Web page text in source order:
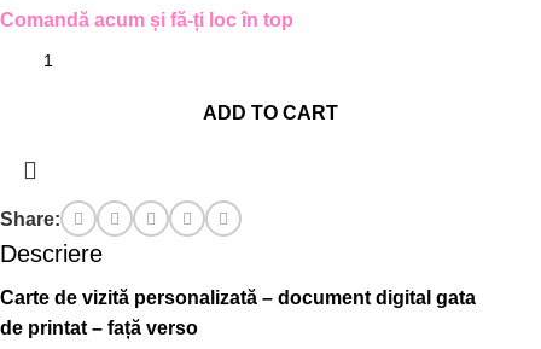
Comandă acum și fă-ți loc în top
ADD TO CART
Share:
Descriere
Carte de vizită personalizată – document digital gata
de printat – față verso